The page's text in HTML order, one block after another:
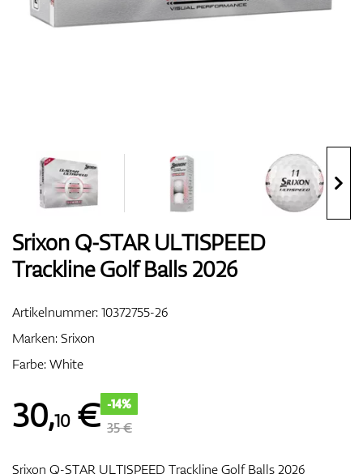
Bags
Trolleys
Entfernungsmesser & GPS
Srixon Q-STAR ULTISPEED
Trackline Golf Balls 2026
Artikelnummer:10372755-26
Marken:Srixon
Farbe: White
30,10€ -14%
35 €
Srixon Q-STAR ULTISPEED Trackline Golf Balls 2026